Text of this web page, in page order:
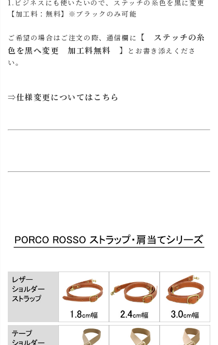
1.ビジネスにも使いたいので、ステッチの糸色を黒に変更
【加工料：無料】※ブラックのみ可能
ご希望の場合はご注文の際、 通信欄 に 【 ステッチの糸
色を黒へ変更 加工料無料 】
とお書き添えくださ
い。
⇒仕様変更についてはこちら